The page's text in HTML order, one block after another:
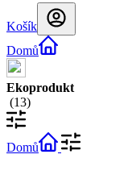
Košík
Domů
Ekoprodukt
(13)
Domů